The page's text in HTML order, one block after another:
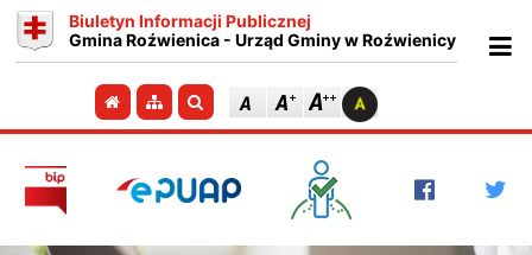
Biuletyn Informacji Publicznej
Gmina Roźwienica - Urząd Gminy w Roźwienicy
Przejdź do strony głównej
Przejdź do mapy strony
Szukaj